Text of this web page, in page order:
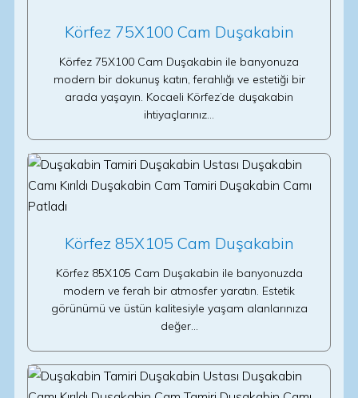
Körfez 75X100 Cam Duşakabin
Körfez 75X100 Cam Duşakabin ile banyonuza
modern bir dokunuş katın, ferahlığı ve estetiği bir
arada yaşayın. Kocaeli Körfez’de duşakabin
ihtiyaçlarınız…
Körfez 85X105 Cam Duşakabin
Körfez 85X105 Cam Duşakabin ile banyonuzda
modern ve ferah bir atmosfer yaratın. Estetik
görünümü ve üstün kalitesiyle yaşam alanlarınıza
değer…